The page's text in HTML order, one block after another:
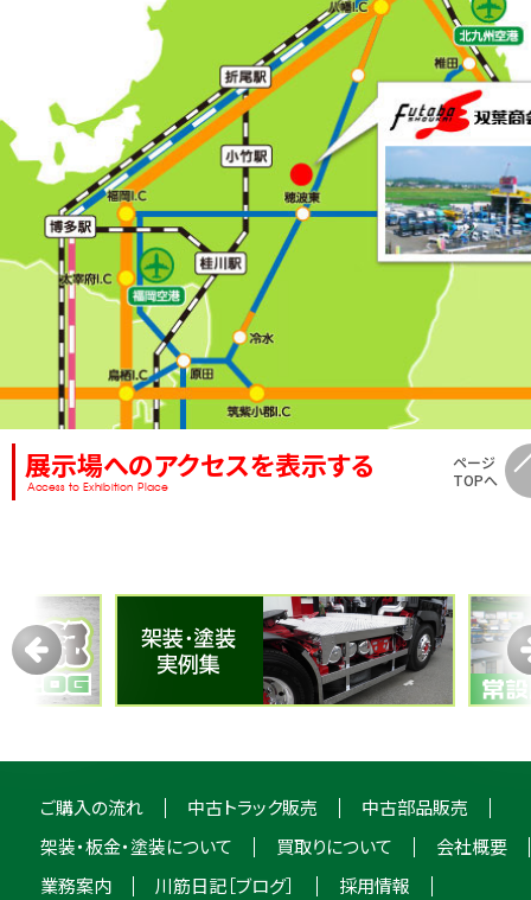
展示場へのアクセスを表示する
Access to Exhibition Place
ページ
TOPへ
ご購入の流れ 中古トラック販売
中古部品販売
架装・板金・塗装について
買取りについて
会社概要
業務案内
川筋日記［ブログ］
採用情報